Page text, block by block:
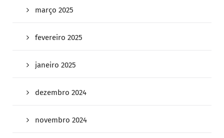
março 2025
fevereiro 2025
janeiro 2025
dezembro 2024
novembro 2024